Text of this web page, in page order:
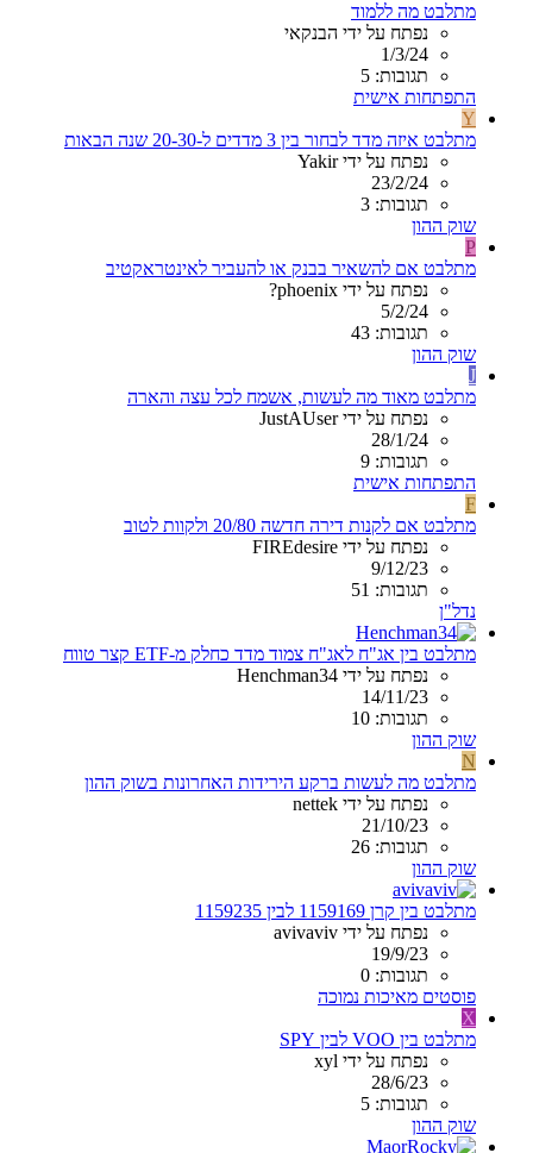
מתלבט מה ללמוד
נפתח על ידי הבנקאי
1/3/24
תגובות: 5
התפתחות אישית
Y
מתלבט איזה מדד לבחור בין 3 מדדים ל-20-30 שנה הבאות
נפתח על ידי Yakir
23/2/24
תגובות: 3
שוק ההון
P
מתלבט אם להשאיר בבנק או להעביר לאינטראקטיב
נפתח על ידי phoenix?
5/2/24
תגובות: 43
שוק ההון
J
מתלבט מאוד מה לעשות, אשמח לכל עצה והארה
נפתח על ידי JustAUser
28/1/24
תגובות: 9
התפתחות אישית
F
מתלבט אם לקנות דירה חדשה 20/80 ולקוות לטוב
נפתח על ידי FIREdesire
9/12/23
תגובות: 51
נדל"ן
מתלבט בין אג"ח לאג"ח צמוד מדד כחלק מ-ETF קצר טווח
נפתח על ידי Henchman34
14/11/23
תגובות: 10
שוק ההון
N
מתלבט מה לעשות ברקע הירידות האחרונות בשוק ההון
נפתח על ידי nettek
21/10/23
תגובות: 26
שוק ההון
מתלבט בין קרן 1159169 לבין 1159235
נפתח על ידי avivaviv
19/9/23
תגובות: 0
פוסטים מאיכות נמוכה
X
מתלבט בין VOO לבין SPY
נפתח על ידי xyl
28/6/23
תגובות: 5
שוק ההון